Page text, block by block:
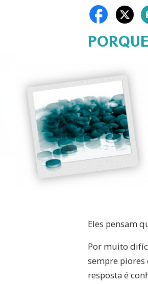
Eles pensam
Por muito
sempre piores
resposta é